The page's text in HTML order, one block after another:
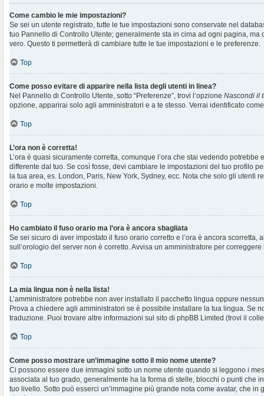
Come cambio le mie impostazioni?
Se sei un utente registrato, tutte le tue impostazioni sono conservate nel
tuo Pannello di Controllo Utente; generalmente sta in cima ad ogni pagina, ma
vero. Questo ti permetterà di cambiare tutte le tue impostazioni e le preferenze.
Top
Come posso evitare di apparire nella lista degli utenti in linea?
Nel Pannello di Controllo Utente, sotto “Preferenze”, trovi l’opzione Nascondi il
opzione, apparirai solo agli amministratori e a te stesso. Verrai identificato
Top
L’ora non è corretta!
L’ora è quasi sicuramente corretta, comunque l’ora che stai vedendo
differente dal tuo. Se così fosse, devi cambiare le impostazioni del tuo profilo
la tua area, es. London, Paris, New York, Sydney, ecc. Nota che solo gli utenti
orario e molte impostazioni.
Top
Ho cambiato il fuso orario ma l’ora è ancora sbagliata
Se sei sicuro di aver impostato il fuso orario corretto e l’ora è ancora scorretta,
sull’orologio del server non è corretto. Avvisa un amministratore per
Top
La mia lingua non è nella lista!
L’amministratore potrebbe non aver installato il pacchetto lingua oppure
Prova a chiedere agli amministratori se è possibile installare la tua lingua. Se
traduzione. Puoi trovare altre informazioni sul sito di phpBB Limited (trovi il
Top
Come posso mostrare un’immagine sotto il mio nome utente?
Ci possono essere due immagini sotto un nome utente quando si leggono i
associata al tuo grado, generalmente ha la forma di stelle, blocchi o punti che
tuo livello. Sotto può esserci un’immagine più grande nota come avatar, che in